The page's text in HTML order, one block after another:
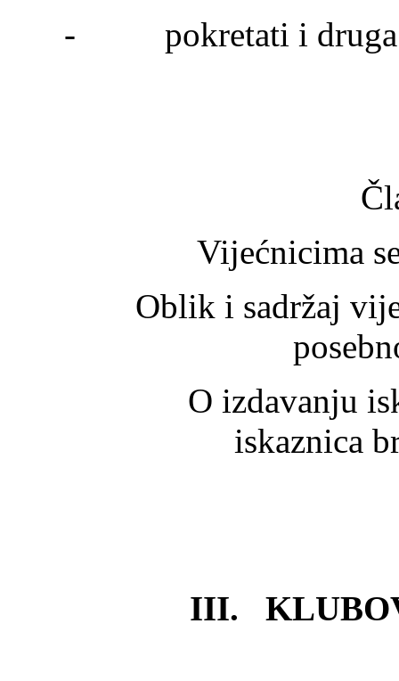
- pokretati i druga
Vijećnicima se
Oblik i sadržaj
O izdavanju
iskaznica
III.